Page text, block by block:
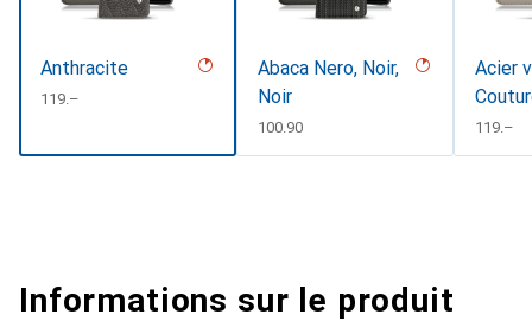
Anthracite
CHF
119.–
Abaca Nero, Noir,
Noir
CHF
100.90
Acier
CHF
119.–
Informations sur le produit